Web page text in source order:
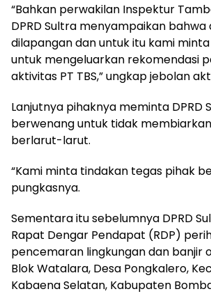
“Bahkan perwakilan Inspektur
DPRD Sultra menyampaikan
dilapangan dan untuk itu kami minta
untuk mengeluarkan rekomendasi
aktivitas PT TBS,” ungkap jebolan
Lanjutnya pihaknya meminta DPRD
berwenang untuk tidak
berlarut-larut.
“Kami minta tindakan tegas pihak
pungkasnya.
Sementara itu sebelumnya DPRD
Rapat Dengar Pendapat (RDP)
pencemaran lingkungan dan banjir
Blok Watalara, Desa Pongkalero,
Kabaena Selatan, Kabupaten